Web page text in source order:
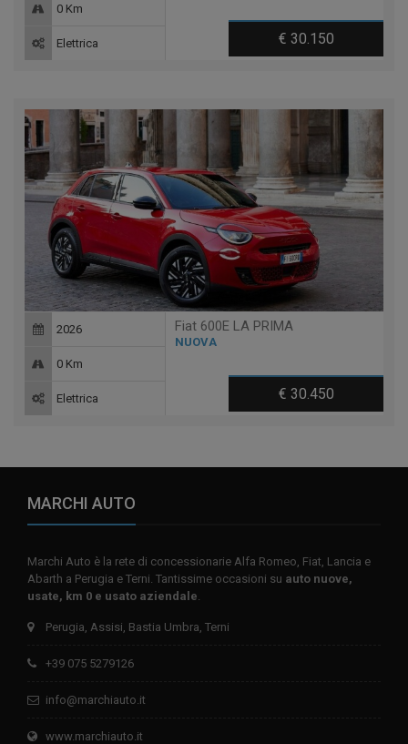
€ 30.150
0 Km
Elettrica
Fiat 600E LA PRIMA
NUOVA
€ 30.450
2026
0 Km
Elettrica
MARCHI AUTO
Marchi Auto è la rete di concessionarie Alfa Romeo, Fiat, Lancia e
Abarth a Perugia e Terni. Tantissime occasioni su auto nuove,
usate, km 0 e usato aziendale
Perugia, Assisi, Bastia Umbra, Terni
+39 075 5279126
info@marchiauto.it
www.marchiauto.it